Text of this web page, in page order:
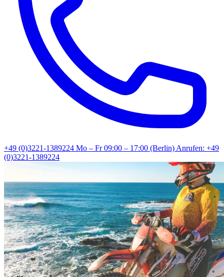
+49 (0)3221-1389224 Mo – Fr 09:00 – 17:00 (Berlin)Anrufen: +49
(0)3221-1389224